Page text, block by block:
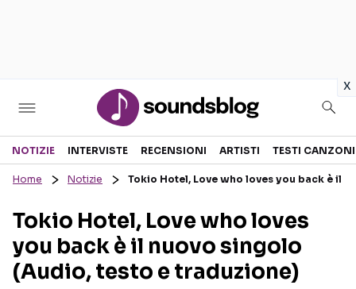
x
Sezioni
RECENSIONI MUSICALI
INTERVISTE
GOSSIP E CURIOSITÀ
TESTI CANZONI
TOUR ED EVENTI
TALENT SHOW
NOTIZIE INTERVISTE RECENSIONI ARTISTI TESTI CANZONI
Home Notizie Tokio Hotel, Love who loves you back è il
Tokio Hotel, Love who loves
you back è il nuovo singolo
(Audio, testo e traduzione)